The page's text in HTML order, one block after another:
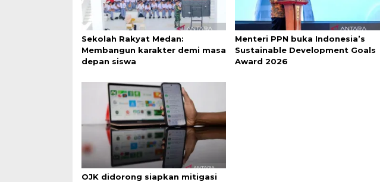
Sekolah Rakyat Medan:
Membangun karakter demi masa
depan siswa
Menteri PPN buka Indonesia’s
Sustainable Development Goals
Award 2026
OJK didorong siapkan mitigasi